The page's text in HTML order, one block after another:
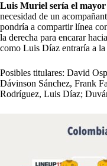
Luis Muriel sería el mayor
necesidad de un
pondría a compartir línea
la derecha para encarar
como Luis Díaz entraría a la
Posibles titulares: David
Dávinson Sánchez, Frank
Rodríguez, Luis Díaz;